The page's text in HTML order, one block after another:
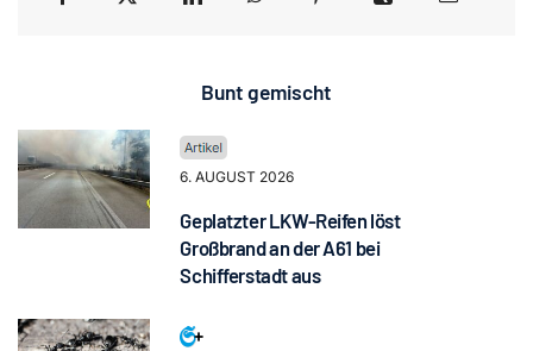
Bunt gemischt
6. AUGUST 2026
Geplatzter LKW-Reifen löst
Großbrand an der A61 bei
Schifferstadt aus